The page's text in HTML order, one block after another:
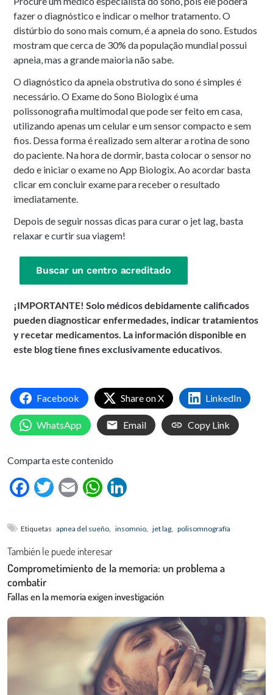
fazer o diagnóstico e indicar o melhor tratamento. O
distúrbio do sono mais comum, é a apneia do sono. Estudos
mostram que cerca de 30% da população mundial possui
apneia, mas a grande maioria não sabe.
O diagnóstico da apneia obstrutiva do sono é simples é
necessário. O Exame do Sono Biologix é uma
polissonografia multimodal que pode ser feito em casa,
utilizando apenas um celular e um sensor compacto e sem
fios. Dessa forma é realizado sem alterar a rotina de sono
do paciente. Na hora de dormir, basta colocar o sensor no
dedo e iniciar o exame no App Biologix. Ao acordar basta
clicar em concluir exame para receber o resultado
imediatamente.
Depois de seguir nossas dicas para curar o jet lag, basta
relaxar e curtir sua viagem!
Buscar un centro acreditado
¡IMPORTANTE! Solo médicos debidamente calificados
pueden diagnosticar enfermedades, indicar tratamientos
y recetar medicamentos. La información disponible en
este blog tiene fines exclusivamente educativos
Facebook Share on X LinkedIn
WhatsApp Email Copy Link
Comparta este contenido
Facebook
Twitter
EmailWhatsApp
Etiquetas apnea del sueño, insomnio, jet lag, polisomnografía
También le puede interesar
Comprometimiento de la memoria: un problema a
combatir
Fallas en la memoria exigen investigación